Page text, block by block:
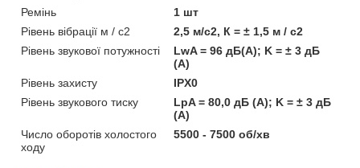
Ремінь
1 шт
Рівень вібрації м / с2
2,5 м/с2, К = ± 1,5 м / с2
Рівень звукової потужності
LwA = 96 дБ(А); K = ± 3 дБ
(А)
Рівень захисту
IPX0
Рівень звукового тиску
LpA = 80,0 дБ (А); K = ± 3 дБ
(А)
Число оборотів холостого
ходу
5500 - 7500 об/хв